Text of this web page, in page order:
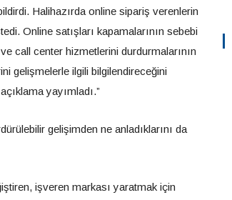
Halihazırda online sipariş verenlerin
Online satışları kapamalarının sebebi
call center hizmetlerini durdurmalarının
gelişmelerle ilgili bilgilendireceğini
yayımladı.”
gelişimden ne anladıklarını da
işveren markası yaratmak için